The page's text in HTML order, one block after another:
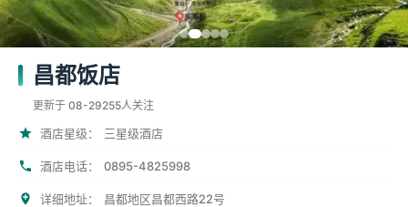
昌都饭店
更新于 08-29255人关注
酒店星级： 三星级酒店
酒店电话： 0895-4825998
详细地址： 昌都地区昌都西路22号